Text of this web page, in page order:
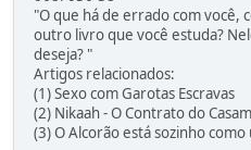
"O que há de errado com você,
outro livro que você estuda?
deseja? "
Artigos relacionados:
(1) Sexo com Garotas Escravas
(2) Nikaah - O Contrato do
(3) O Alcorão está sozinho